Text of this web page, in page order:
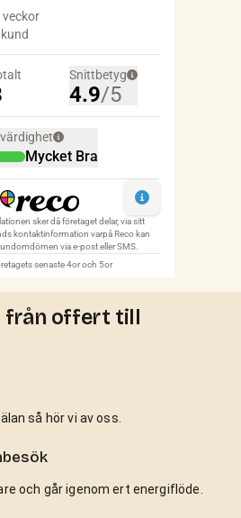
från offert till
så hör vi av oss.
och går igenom ert energiflöde.